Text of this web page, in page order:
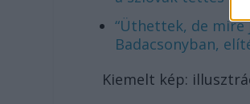
“Üthettek, de mire
Badacsonyban,
Kiemelt kép: